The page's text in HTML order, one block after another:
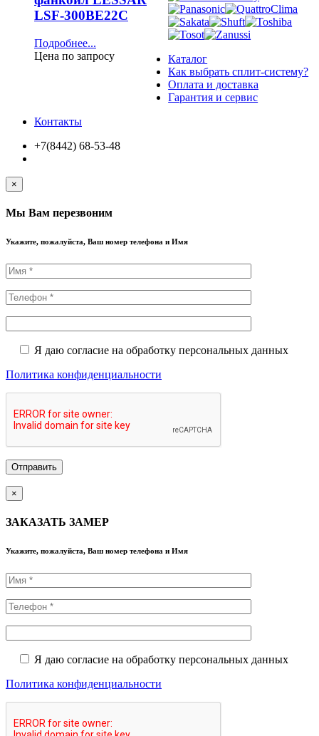
LSF-300BE22C
Подробнее...
Цена по запросу
Каталог
Как выбрать сплит-систему?
Оплата и доставка
Гарантия и сервис
Контакты
+7(8442) 68-53-48
×
Мы Вам перезвоним
Укажите, пожалуйста, Ваш номер телефона и Имя
Я даю согласие на обработку персональных данных
Политика конфиденциальности
×
ЗАКАЗАТЬ ЗАМЕР
Укажите, пожалуйста, Ваш номер телефона и Имя
Я даю согласие на обработку персональных данных
Политика конфиденциальности